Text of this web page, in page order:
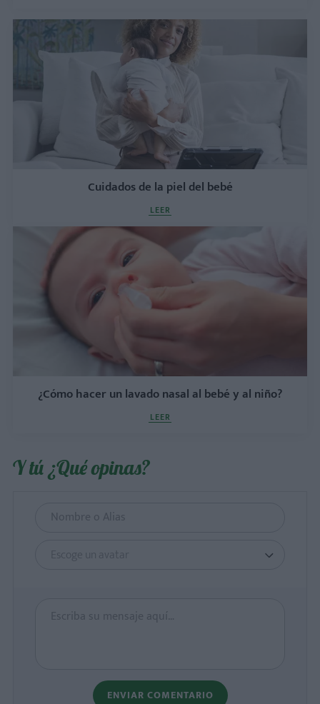
Cuidados de la piel del bebé
LEER
¿Cómo hacer un lavado nasal al bebé y al niño?
LEER
Y tú ¿Qué opinas?
Escoge un avatar
ENVIAR COMENTARIO